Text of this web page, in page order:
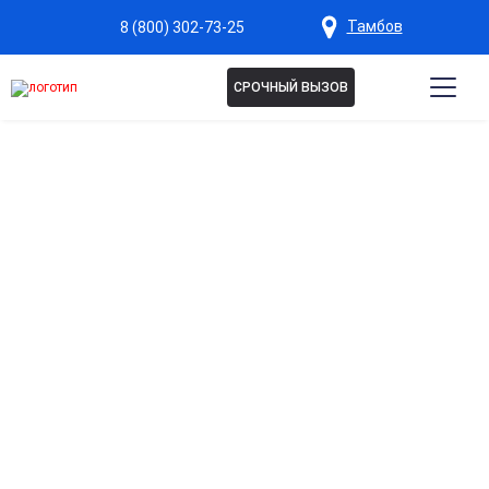
8 (800) 302-73-25 Тамбов
СРОЧНЫЙ ВЫЗОВ